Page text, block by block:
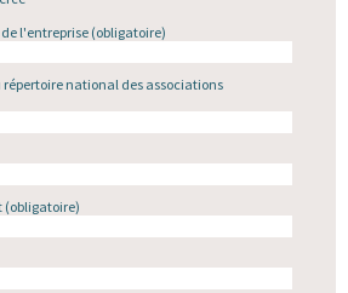
l'entreprise(obligatoire)
national des associations
(obligatoire)